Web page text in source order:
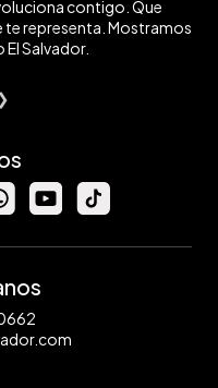
contigo. Que
te representa. Mostramos
Salvador.